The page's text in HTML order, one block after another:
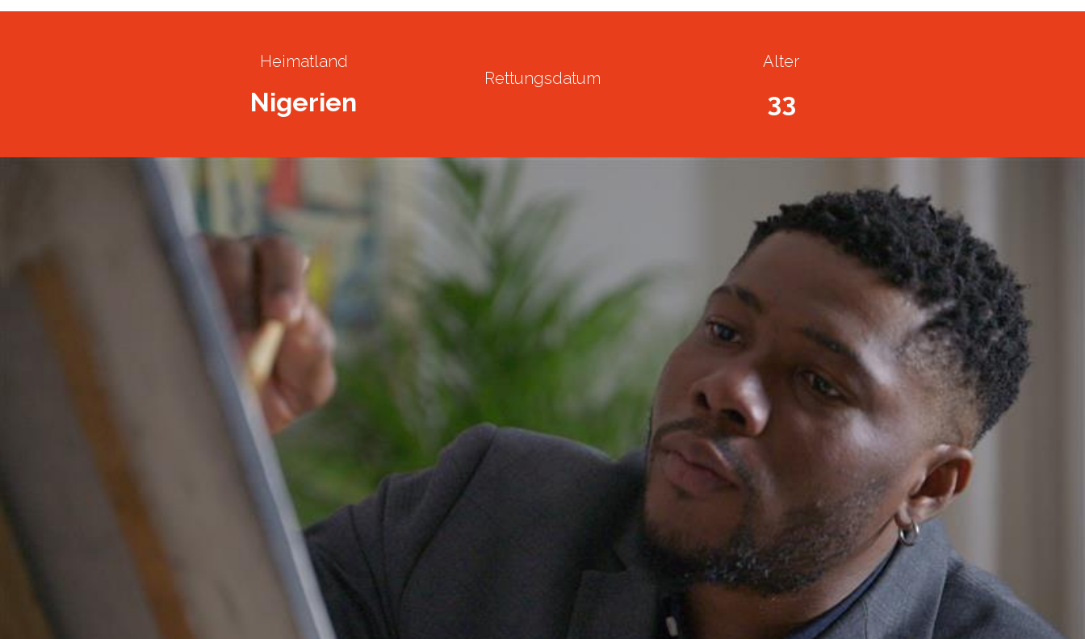
Heimatland
Nigerien
Rettungsdatum
Alter
33